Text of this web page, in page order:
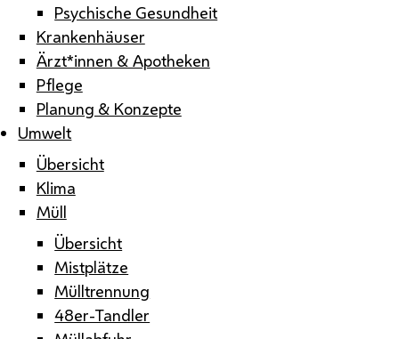
Psychische Gesundheit
Krankenhäuser
Ärzt*innen & Apotheken
Pflege
Planung & Konzepte
Umwelt
Übersicht
Klima
Müll
Übersicht
Mistplätze
Mülltrennung
48er-Tandler